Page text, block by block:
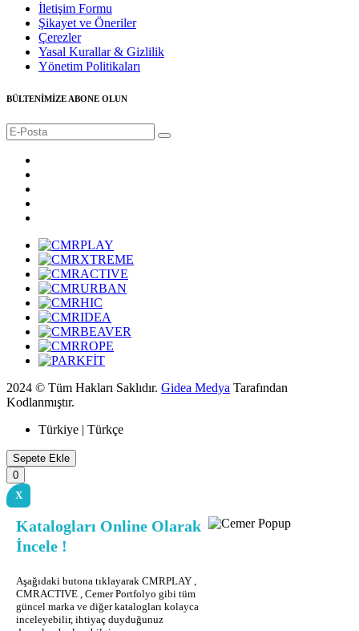
İletişim Formu
Şikayet ve Öneriler
Çerezler
Yasal Kurallar & Gizlilik
Yönetim Politikaları
BÜLTENİMİZE ABONE OLUN
2024 © Tüm Hakları Saklıdır. Gidea Medya Tarafından
Kodlanmıştır.
Türkiye | Türkçe
Sepete Ekle
0
X
Katalogları Online Olarak
İncele !
Aşağıdaki butona tıklayarak CMRPLAY ,
CMRACTIVE , Cemer Portfolyo gibi tüm
güncel marka ve diğer katalogları kolayca
inceleyebilir, ihtiyaç duyduğunuz